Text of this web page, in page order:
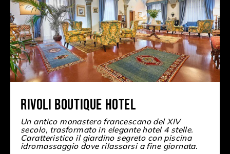
Rivoli Boutique Hotel
Un antico monastero francescano del XIV
secolo, trasformato in elegante hotel 4 stelle.
Caratteristico il giardino segreto con piscina
idromassaggio dove rilassarsi a fine giornata.